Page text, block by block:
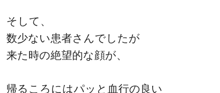
そして、
数少ない患者さんでしたが
来た時の絶望的な顔が、
帰るころにはパッと血行の良い